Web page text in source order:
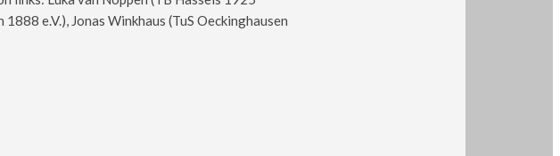
e.V.), Jonas Winkhaus (TuS Oeckinghausen